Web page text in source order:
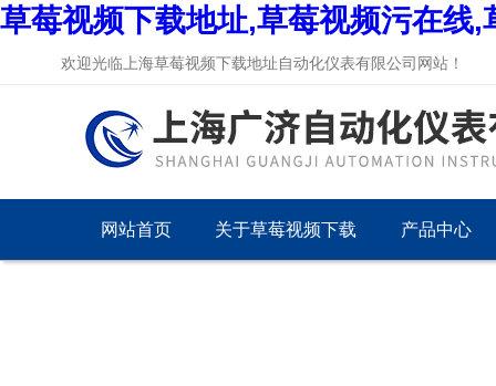
草莓视频下载地址,草莓视频污在线
欢迎光临上海草莓视频下载地址自动化仪表有限公司网站！
网站首页 关于草莓视频下载 产品中心